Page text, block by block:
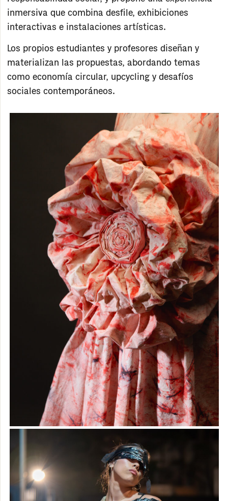
inmersiva que combinadesfile, exhibiciones
interactivas e instalaciones artísticas.
Los propios estudiantes y profesores diseñan y
materializan las propuestas, abordando temas
comoeconomía circular, upcycling y desafíos
sociales contemporáneos.